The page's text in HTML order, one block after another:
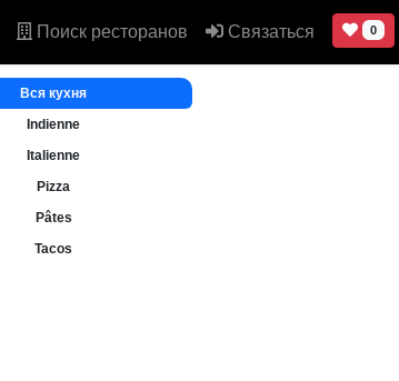
Поиск ресторанов Связаться 0
Вся кухня
Indienne
Italienne
Pizza
Pâtes
Tacos